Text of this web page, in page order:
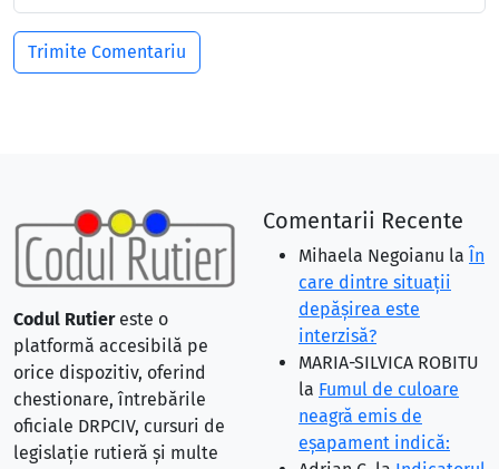
Codul Rutiereste o
platformă accesibilă pe
orice dispozitiv, oferind
chestionare, întrebările
oficiale DRPCIV, cursuri de
legislație rutieră și multe
Comentarii Recente
Mihaela Negoianu la În
care dintre situaţii
depăşirea este
interzisă?
MARIA-SILVICA ROBITU
la Fumul de culoare
neagră emis de
eşapament indică: